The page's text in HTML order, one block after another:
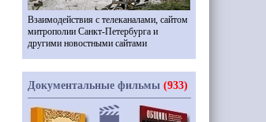
Взаимодействия с телеканалами, сайтом
митрополии Санкт-Петербурга и
другими новостными сайтами
Документальные фильмы (933)